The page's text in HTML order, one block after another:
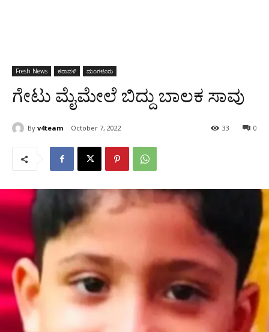
Fresh News ಕರಾವಳಿ ಮಂಗಳೂರು
ಗೇಟು ಮೈಮೇಲೆ ಬಿದ್ದು ಬಾಲಕ ಸಾವು
By v4team October 7, 2022 0
33